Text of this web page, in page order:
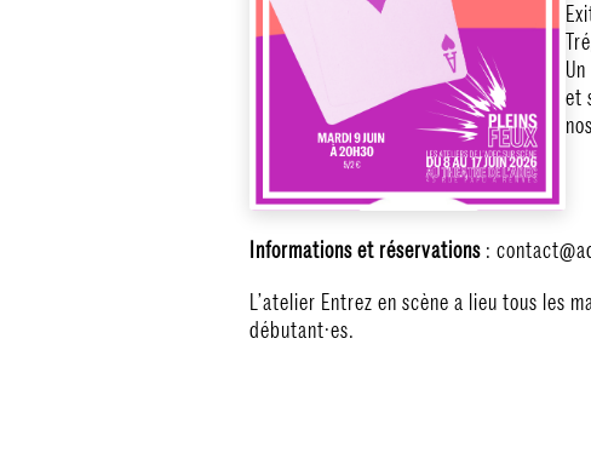
et
Informations et réservations :
L’atelier Entrez en scène a lieu tous les
débutant·es.